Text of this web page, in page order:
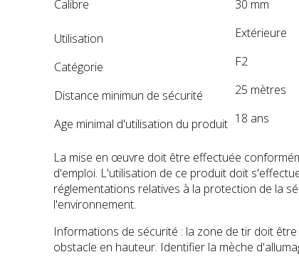
Calibre
30 mm
Utilisation Extérieure
Catégorie F2
Distance minimun de sécurité 25 mètres
Age minimal d'utilisation du produit 18 ans
La mise en œuvre doit être effectuée
d'emploi. L'utilisation de ce produit doit
réglementations relatives à la protection de la
l'environnement.
Informations de sécurité : la zone de tir doit
obstacle en hauteur. Identifier la mèche